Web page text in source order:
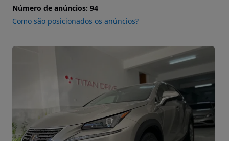
Número de anúncios: 94
Como são posicionados os anúncios?